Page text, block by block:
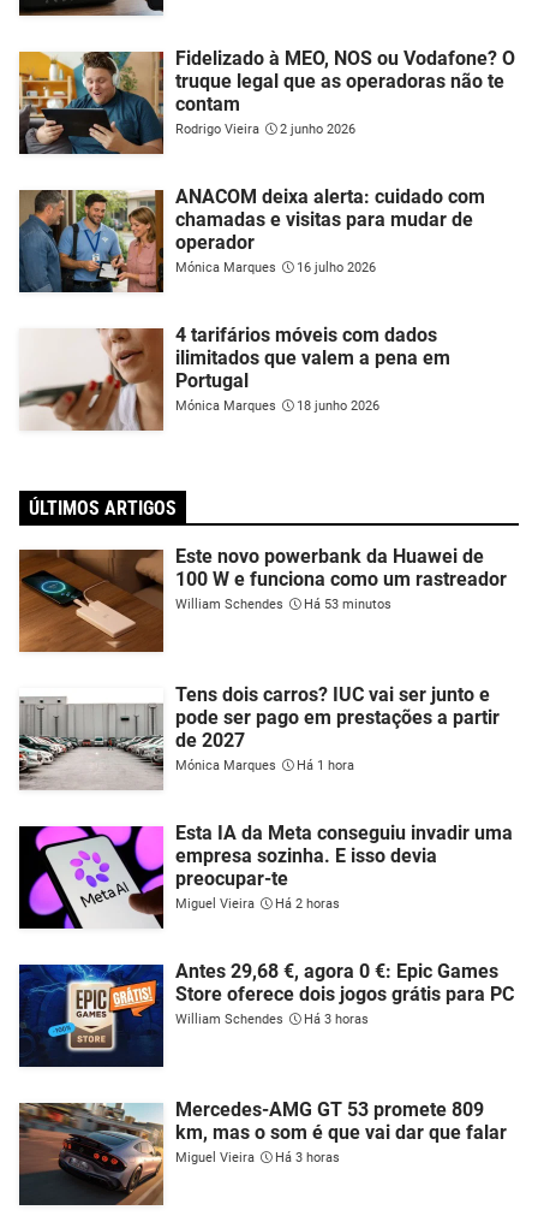
Fidelizado à MEO, NOS ou Vodafone? O
truque legal que as operadoras não te
contam
Rodrigo Vieira 2 junho 2026
ANACOM deixa alerta: cuidado com
chamadas e visitas para mudar de
operador
Mónica Marques 16 julho 2026
4 tarifários móveis com dados
ilimitados que valem a pena em
Portugal
Mónica Marques 18 junho 2026
ÚLTIMOS ARTIGOS
Este novo powerbank da Huawei de
100 W e funciona como um rastreador
William Schendes Há 53 minutos
Tens dois carros? IUC vai ser junto e
pode ser pago em prestações a partir
de 2027
Mónica Marques Há 1 hora
Esta IA da Meta conseguiu invadir uma
empresa sozinha. E isso devia
preocupar-te
Miguel Vieira Há 2 horas
Antes 29,68 €, agora 0 €: Epic Games
Store oferece dois jogos grátis para PC
William Schendes Há 3 horas
Mercedes-AMG GT 53 promete 809
km, mas o som é que vai dar que falar
Miguel Vieira Há 3 horas